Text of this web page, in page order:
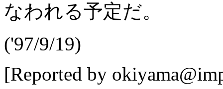
なわれる予定だ。
('97/9/19)
[Reported by